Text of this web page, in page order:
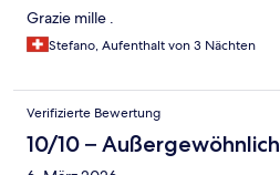
Grazie mille .
Stefano, Aufenthalt von 3 Nächten
Verifizierte Bewertung
10/10 – Außergewöhnlich